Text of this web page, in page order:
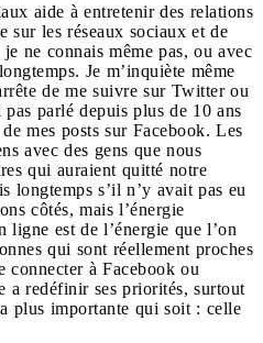
aide à entretenir des relations
sur les réseaux sociaux et de
ne connais même pas, ou avec
Je m’inquiète même
de me suivre sur Twitter ou
parlé depuis plus de 10 ans
mes posts sur Facebook. Les
avec des gens que nous
qui auraient quitté notre
longtemps s’il n’y avait pas eu
côtés, mais l’énergie
ligne est de l’énergie que l’on
qui sont réellement proches
connecter à Facebook ou
a redéfinir ses priorités, surtout
plus importante qui soit : celle